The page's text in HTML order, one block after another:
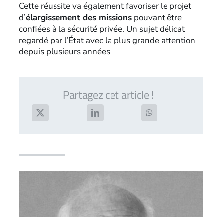
Cette réussite va également favoriser le projet
d’élargissement des missionspouvant être
confiées à la sécurité privée. Un sujet délicat
regardé par l’État avec la plus grande attention
depuis plusieurs années.
Partagez cet article !